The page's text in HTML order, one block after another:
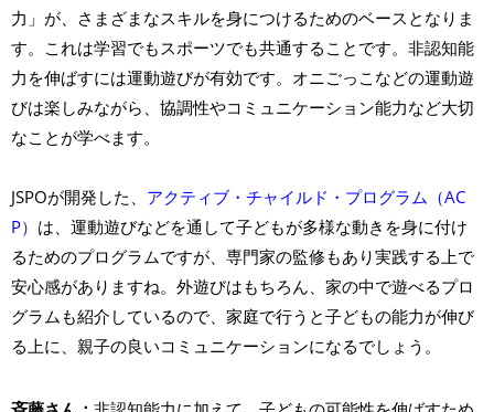
力」が、さまざまなスキルを身につけるためのベースとなりま
す。これは学習でもスポーツでも共通することです。非認知能
力を伸ばすには運動遊びが有効です。オニごっこなどの運動遊
びは楽しみながら、協調性やコミュニケーション能力など大切
なことが学べます。
JSPOが開発した、 アクティブ・チャイルド・プログラム（AC
P） は、運動遊びなどを通して子どもが多様な動きを身に付け
るためのプログラムですが、専門家の監修もあり実践する上で
安心感がありますね。外遊びはもちろん、家の中で遊べるプロ
グラムも紹介しているので、家庭で行うと子どもの能力が伸び
る上に、親子の良いコミュニケーションになるでしょう。